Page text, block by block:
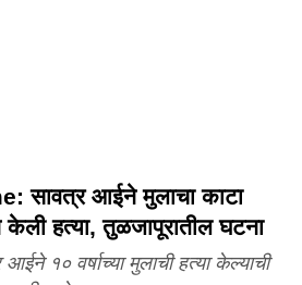
सावत्र आईने मुलाचा काटा
हत्या, तुळजापूरातील घटना
१० वर्षाच्या मुलाची हत्या केल्याची